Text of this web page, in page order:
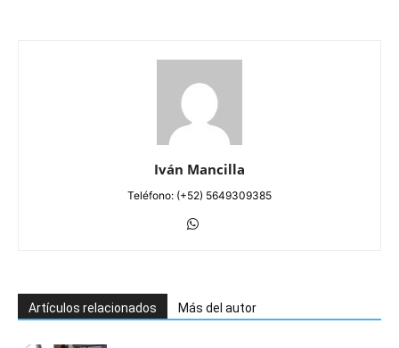
Iván Mancilla
Teléfono: (+52) 5649309385
Artículos relacionados Más del autor